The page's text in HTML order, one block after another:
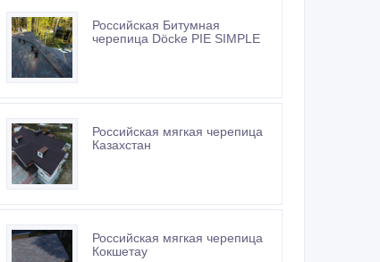
Российская Битумная
черепица Döcke PIE SIMPLE
Российская мягкая черепица
Казахстан
Российская мягкая черепица
Кокшетау